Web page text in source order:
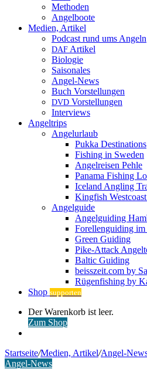
Methoden
Angelboote
Medien, Artikel
Podcast rund ums Angeln
DAF Artikel
Biologie
Saisonales
Angel-News
Buch Vorstellungen
DVD Vorstellungen
Interviews
Angeltrips
Angelurlaub
Pukka Destinations
Fishing in Sweden
Angelreisen Pehle
Panama Fishing
Iceland Angling
Kingfish
Angelguide
Angelguiding
Forellenguiding
Green Guiding
Pike-Attack
Baltic Guiding
beisszeit.com by
Rügenfishing by
Shop supporten
Warenkorb
ansehen
Der Warenkorb ist leer.
Zum Shop
Startseite/Medien, Artikel/Angel-
Angel-News